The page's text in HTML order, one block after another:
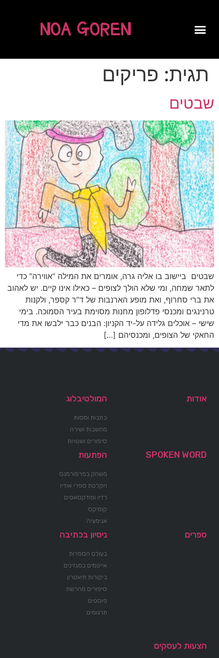
NOA GOREN
תגית: פריקים
שבטים
שבטים ביישוב בו אליה גרה, אומרים את המילה “אווירה” כדי
לתאר שמחה, ומי שלא הולך לצופים – כאילו אינו קיים. יש לאהוב
את ברי סחרוף, ואת מופע הארנבות של ד”ר קספר, ולקנות
טרנינגים ומכנסי פדלופון מחנות מסוימת בעיר הסמוכה. בימי
שישי – אוכלים גלידה על-יד הקניון: הבנים כבר ילבשו את מדי
החאקי של הצופים, ומכנסיהם […]
אודות המולטיבלוג
כתבות ומסות
מחשבות ושירה
סיפורים ושטויות
SPOKEN WORD הפתעות
משחק בפרפורמנס
הקלטת ספרי אודיו
רדיו ופודקסאטים
קומיקס
אנימציה
ספרים ניסיון בכתיבה
בעולם הספרות
אייטמים במגזינים
ביקורות תיאטרון
סיפורים מהרשת
פוסטים
תרגומים
הצעות לעסקים